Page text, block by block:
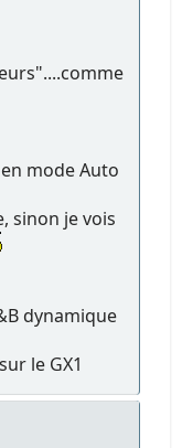
mode Auto
sinon je vois
dynamique
le GX1